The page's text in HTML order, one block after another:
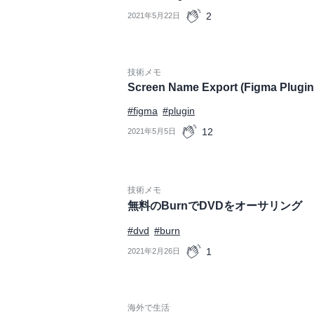
2021年5月22日 2
技術メモ
Screen Name Export (Figma
#figma #plugin
2021年5月5日 12
技術メモ
無料のBurnでDVDをオーサリング
#dvd #burn
2021年2月26日 1
海外で生活